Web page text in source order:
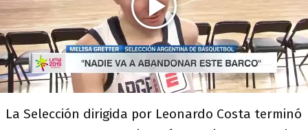
La Selección dirigida por Leonardo Costa terminó